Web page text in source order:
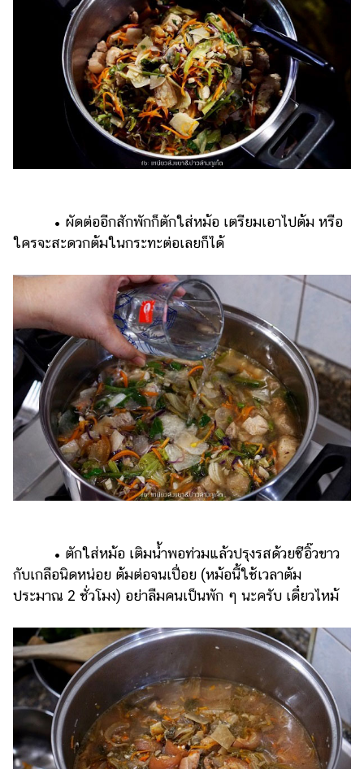
• ผัดต่ออีกสักพักก็ตักใส่หม้อ เตรียมเอาไปต้ม หรือ
ใครจะสะดวกต้มในกระทะต่อเลยก็ได้
• ตักใส่หม้อ เติมน้ำพอท่วมแล้วปรุงรสด้วยซีอิ๊วขาว
กับเกลือนิดหน่อย ต้มต่อจนเปื่อย (หม้อนี้ใช้เวลาต้ม
ประมาณ 2 ชั่วโมง) อย่าลืมคนเป็นพัก ๆ นะครับ เดี๋ยวไหม้